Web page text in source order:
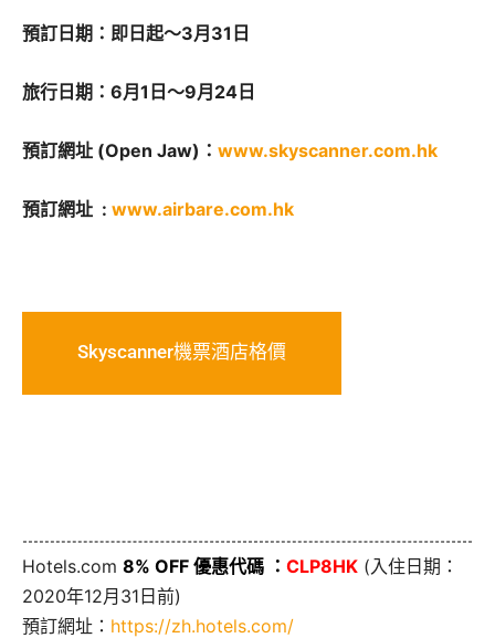
預訂日期：即日起～3月31日
旅行日期：6月1日～9月24日
預訂網址 (Open Jaw)： www.skyscanner.com.hk
預訂網址 : www.airbare.com.hk
Skyscanner機票酒店格價
Hotels.com 8% OFF 優惠代碼 ： CLP8HK (入住日期：
2020年12月31日前)
預訂網址： https://zh.hotels.com/